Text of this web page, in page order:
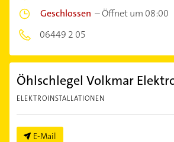
Geschlossen –Öffnet um 08:00
06449 2 05
Öhlschlegel Volkmar
ELEKTROINSTALLATIONEN
E-Mail